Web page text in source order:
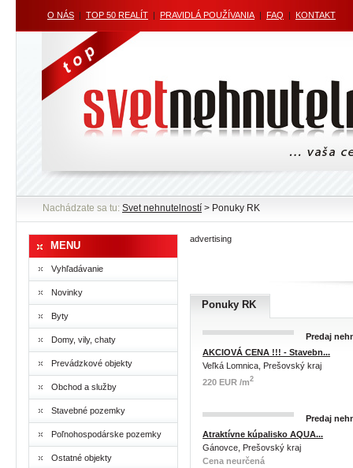
O NÁS | TOP 50 REALÍT | PRAVIDLÁ POUŽÍVANIA | FAQ | KONTAKT
Nachádzate sa tu: Svet nehnutelností > Ponuky RK
MENU
Vyhľadávanie
Novinky
Byty
Domy, vily, chaty
Prevádzkové objekty
Obchod a služby
Stavebné pozemky
Poľnohospodárske pozemky
Ostatné objekty
advertising
Ponuky RK
Predaj
AKCIOVÁ CENA !!! - Stavebn...
Veľká Lomnica, Prešovský kraj
220 EUR /m2
Predaj
Atraktívne kúpalisko AQUA...
Gánovce, Prešovský kraj
Cena neurčená